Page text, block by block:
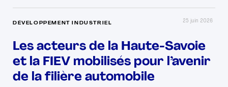
DÉVELOPPEMENT INDUSTRIEL 25 juin 2026
Les acteurs de la Haute-Savoie
et la FIEV mobilisés pour l’avenir
de la filière automobile